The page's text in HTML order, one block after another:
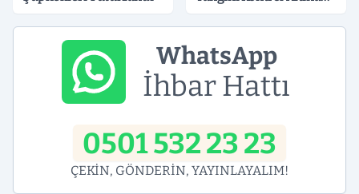
WhatsApp
İhbar Hattı
0501 532 23 23
ÇEKİN, GÖNDERİN, YAYINLAYALIM!